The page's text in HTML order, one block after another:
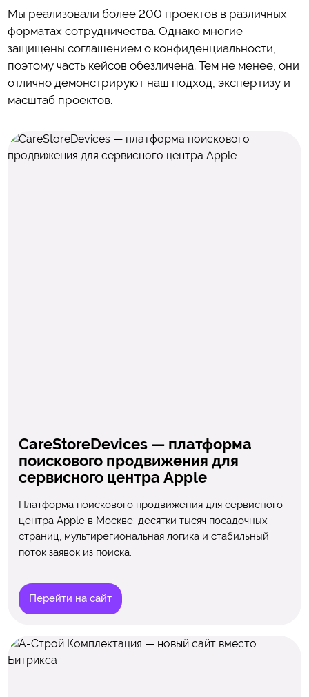
Мы реализовали более 200 проектов в различных
форматах сотрудничества. Однако многие
защищены соглашением о конфиденциальности,
поэтому часть кейсов обезличена. Тем не менее, они
отлично демонстрируют наш подход, экспертизу и
масштаб проектов.
CareStoreDevices — платформа
поискового продвижения для
сервисного центра Apple
Платформа поискового продвижения для сервисного
центра Apple в Москве: десятки тысяч посадочных
страниц, мультирегиональная логика и стабильный
поток заявок из поиска.
Перейти на сайт